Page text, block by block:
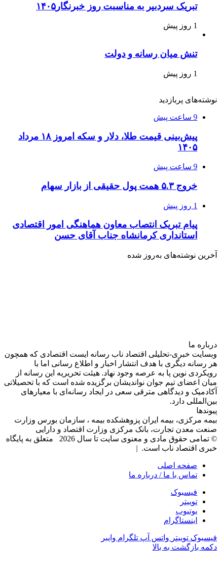
تبریک سردبیر به مناسبت روز خبرنگار۱۴۰۵
1 روز پیش
تنش میان رسانه و دولت
1 روز پیش
نوشته‌های پربازدید
9 ساعت پیش
پیش‌بینی قیمت طلا، دلار و سکه امروز ۱۸ مرداد
۱۴۰۵
9 ساعت پیش
خروج ۵.۳ همت پول حقیقی از بازار سهام
1 روز پیش
پیام تبریک انتصاب معاون هماهنگی امور اقتصادی
استانداری کرمانشاه جناب آقای حسن
آخرین نوشته‌های‌ به‌روز شده
درباره‌ ما
وبسایت خبری-تحلیلی اقتصاد ناب رسانه‌ ایست اقتصادی که همچون
هر رسانه دیگری با هدف انتشار اخبار و اطلاع رسانی اما با
رویکردی نوین پا به عرصه وجود نهاد. هیئت تحریریه این رسانه از
میان اعضای تیم جوان نواندیشان برگزیده شده است که با تحصیلاتی
آکادمیک و دیدگاهی‌ مترقی سعی در ایجاد رسانه‌ای با معیار‌های
بین‌المللی دارد.
پیوندها
بیمه مرکزی، بیمه ایران پزوهشکده بیمه ، سازمان بورس وزارت
صنعت معدن تجارت، بانک مرکزی وزارت اقتصاد و دارایی
© تمامی حقوق مادی و معنوی سایت تا سال 2026 متعلق به پایگاه
خبری اقتصاد ناب است. |
صفحه اصلی
تماس با ما / درباره ما
فیسبوک
توییتر
یوتیوب
اینستاگرام
فیسبوک توییتر واتس آپ تلگرام وایبر
دکمه بازگشت به بالا